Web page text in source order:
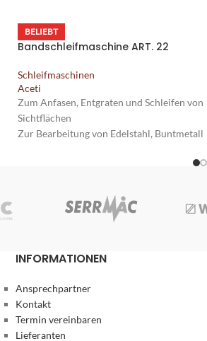
BELIEBT
Bandschleifmaschine ART. 22
Schleifmaschinen
Aceti
Zum Anfasen, Entgraten und Schleifen von
Sichtflächen
Zur Bearbeitung von Edelstahl, Buntmetall
Für die Bearbeitung kleiner und präziser
Robuste Tischmaschine auf vier gummierten
INFORMATIONEN
Ansprechpartner
Kontakt
Termin vereinbaren
Lieferanten